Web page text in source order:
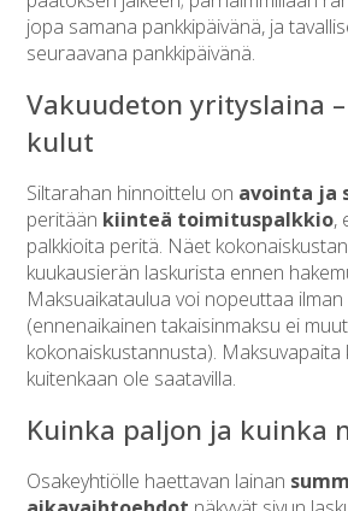
jopa samana pankkipäivänä, ja
seuraavana pankkipäivänä.
Vakuudeton yrityslaina
kulut
Siltarahan hinnoittelu on avointa ja
peritään kiinteä toimituspalkkio,
palkkioita peritä. Näet
kuukausierän laskurista ennen
Maksuaikataulua voi nopeuttaa ilman
(ennenaikainen takaisinmaksu ei
kokonaiskustannusta). Maksuvapaita
kuitenkaan ole saatavilla.
Kuinka paljon ja kuinka
Osakeyhtiölle haettavan lainan